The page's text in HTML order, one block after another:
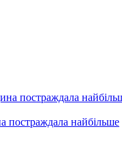
постраждала найбільше